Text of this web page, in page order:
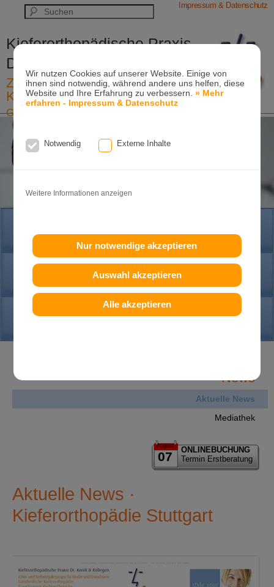
Wir nutzen Cookies auf unserer Website. Einige von
ihnen sind notwendig, während andere uns helfen, diese
Website und Ihre Erfahrung zu verbessern.» Mehr
erfahren - Impressum & Datenschutz
Notwendig Externe Inhalte
Weitere Informationen anzeigen
Nur notwendige akzeptieren
Auswahl akzeptieren
Alle akzeptieren
Impressum & Datenschutz
Kieferorthopädische Praxis
Dr. Konik & Kollegen
Zahn- und Kieferregulierungen für
Kinder und Erwachsene
Ganzheitliche-Kieferorthopädie
Erwachsenen-Kieferorthopädie
Tel. +49(0)7151-96 94 0-0·
HOME
PRAXIS
KONTAKT
News
Aktuelle News
Mediathek
August
07
ONLINEBUCHUNG
Termin Erstberatung
Aktuelle News ·
Kieferorthopädie Stuttgart